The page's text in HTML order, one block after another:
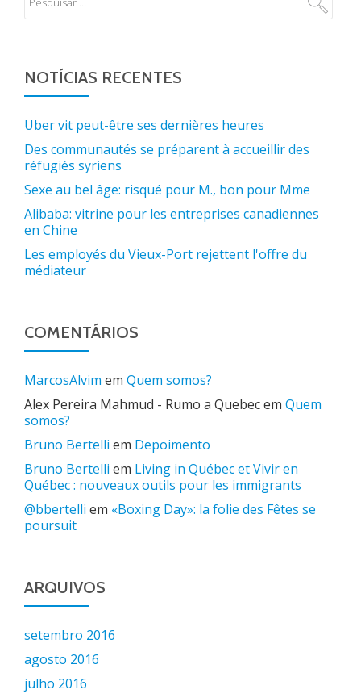
NOTÍCIAS RECENTES
Uber vit peut-être ses dernières heures
Des communautés se préparent à accueillir des
réfugiés syriens
Sexe au bel âge: risqué pour M., bon pour Mme
Alibaba: vitrine pour les entreprises canadiennes
en Chine
Les employés du Vieux-Port rejettent l'offre du
médiateur
COMENTÁRIOS
MarcosAlvim em Quem somos?
Alex Pereira Mahmud - Rumo a Quebecem Quem
somos?
Bruno Bertelli em Depoimento
Bruno Bertelli em Living in Québec et Vivir en
Québec : nouveaux outils pour les immigrants
@bbertelli em «Boxing Day»: la folie des Fêtes se
poursuit
ARQUIVOS
setembro 2016
agosto 2016
julho 2016